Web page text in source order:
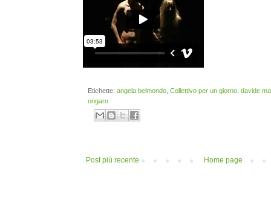
Etichette: angela belmondo Collettivo per un giorno davide
ongaro
Post più recente Home page